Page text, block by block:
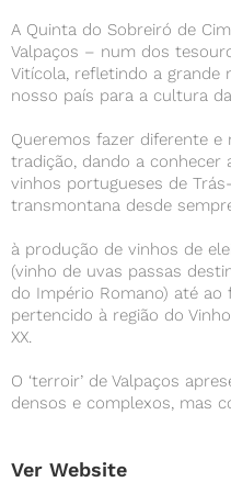
A Quinta do Sobreiró de
Valpaços – num dos
Vitícola, refletindo a grande
nosso país para a cultura
Queremos fazer diferente e
tradição, dando a
vinhos portugueses de
transmontana desde
à produção de vinhos de
(vinho de uvas passas
do Império Romano) até ao
pertencido à região do
XX.
O ‘terroir’ de Valpaços
densos e complexos, mas
Ver Website